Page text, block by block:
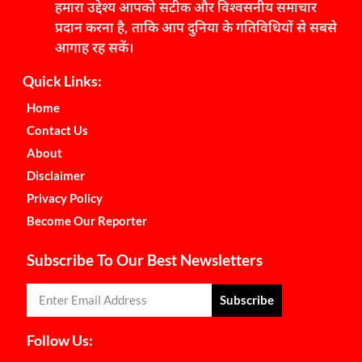
हमारा उद्देश्य आपको सटीक और विश्वसनीय समाचार
प्रदान करना है, ताकि आप दुनिया के गतिविधियों से सबसे
आगाह रह सकें।
Quick Links:
Home
Contact Us
About
Disclaimer
Privacy Policy
Become Our Reporter
Subscribe To Our Best Newsletters
Subscribe
Follow Us: